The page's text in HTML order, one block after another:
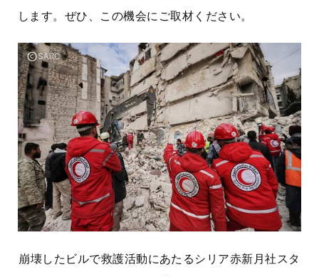
します。ぜひ、この機会にご取材ください。
崩壊したビルで救護活動にあたるシリア赤新月社スタ